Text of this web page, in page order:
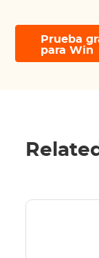
Prueba
para Win